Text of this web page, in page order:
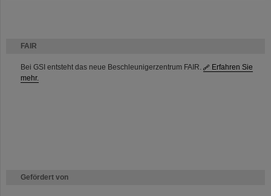
FAIR
Bei GSI entsteht das neue Beschleunigerzentrum FAIR.
Erfahren Sie
mehr.
Gefördert von